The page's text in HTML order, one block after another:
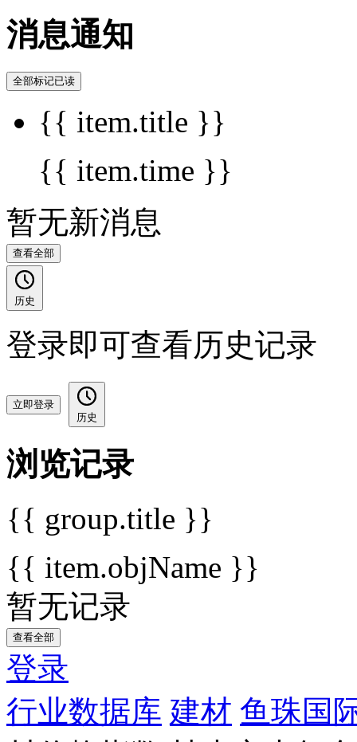
消息通知
全部标记已读
{{ item.title }}
{{ item.time }}
暂无新消息
查看全部
历史
登录即可查看历史记录
立即登录
历史
浏览记录
{{ group.title }}
{{ item.objName }}
暂无记录
查看全部
登录
行业数据库 建材 鱼珠国